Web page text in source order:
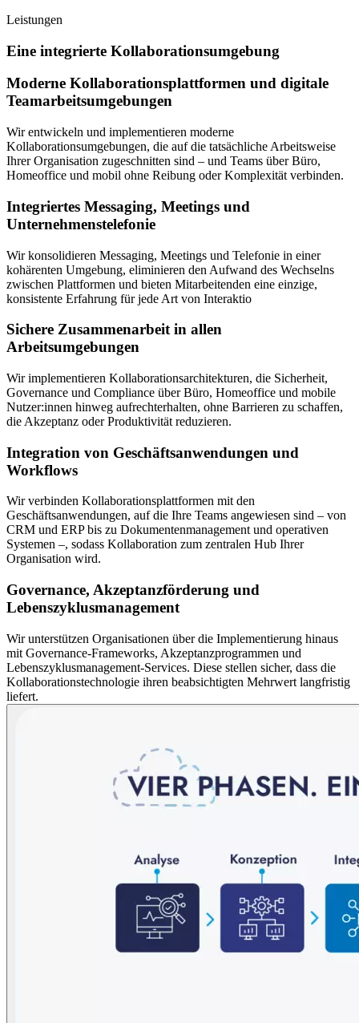
Leistungen
Eine integrierte Kollaborationsumgebung
Moderne Kollaborationsplattformen und digitale
Teamarbeitsumgebungen
Wir entwickeln und implementieren moderne
Kollaborationsumgebungen, die auf die tatsächliche Arbeitsweise
Ihrer Organisation zugeschnitten sind – und Teams über Büro,
Homeoffice und mobil ohne Reibung oder Komplexität verbinden.
Integriertes Messaging, Meetings und
Unternehmenstelefonie
Wir konsolidieren Messaging, Meetings und Telefonie in einer
kohärenten Umgebung, eliminieren den Aufwand des Wechselns
zwischen Plattformen und bieten Mitarbeitenden eine einzige,
konsistente Erfahrung für jede Art von Interaktio
Sichere Zusammenarbeit in allen
Arbeitsumgebungen
Wir implementieren Kollaborationsarchitekturen, die Sicherheit,
Governance und Compliance über Büro, Homeoffice und mobile
Nutzer:innen hinweg aufrechterhalten, ohne Barrieren zu schaffen,
die Akzeptanz oder Produktivität reduzieren.
Integration von Geschäftsanwendungen und
Workflows
Wir verbinden Kollaborationsplattformen mit den
Geschäftsanwendungen, auf die Ihre Teams angewiesen sind – von
CRM und ERP bis zu Dokumentenmanagement und operativen
Systemen –, sodass Kollaboration zum zentralen Hub Ihrer
Organisation wird.
Governance, Akzeptanzförderung und
Lebenszyklusmanagement
Wir unterstützen Organisationen über die Implementierung hinaus
mit Governance-Frameworks, Akzeptanzprogrammen und
Lebenszyklusmanagement-Services. Diese stellen sicher, dass die
Kollaborationstechnologie ihren beabsichtigten Mehrwert langfristig
liefert.